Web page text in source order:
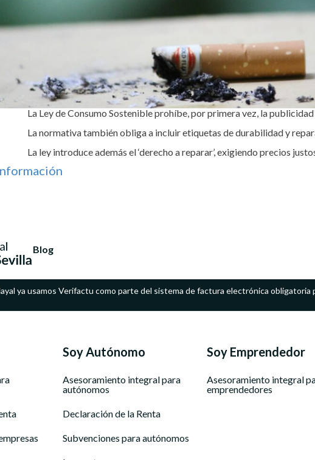
La Ley de Consumo Sostenible prohíbe, por primera vez, la
La normativa también obliga a incluir etiquetas de durabilidad y
La ley introduce además el ‘derecho a reparar’, exigiendo precios
Blog
ya usamos Verifactu como parte del sistema de factura electrónica obligatoria
Soy Autónomo
Asesoramiento integral para
autónomos
Declaración de la Renta
Subvenciones para autónomos
Soy Emprendedor
Asesoramiento integral
emprendedores